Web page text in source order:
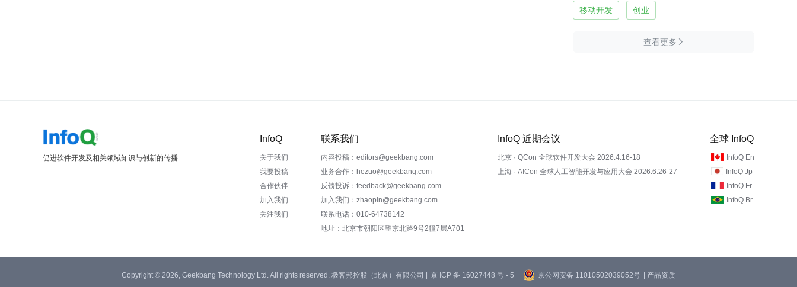
移动开发 创业
查看更多 
促进软件开发及相关领域知识与创新的传播
InfoQ
关于我们
我要投稿
合作伙伴
加入我们
关注我们
联系我们
内容投稿：editors@geekbang.com
业务合作：hezuo@geekbang.com
反馈投诉：feedback@geekbang.com
加入我们：zhaopin@geekbang.com
联系电话：010-64738142
地址：北京市朝阳区望京北路9号2幢7层A701
InfoQ 近期会议
北京 · QCon 全球软件开发大会 2026.4.16-18
上海 · AICon 全球人工智能开发与应用大会 2026.6.26-27
全球 InfoQ
InfoQ En
InfoQ Jp
InfoQ Fr
InfoQ Br
Copyright © 2026, Geekbang Technology Ltd. All rights reserved. 极客邦控股（北京）有限公司 | 京 ICP 备 16027448 号 - 5 京公网安备 11010502039052号 | 产品资质